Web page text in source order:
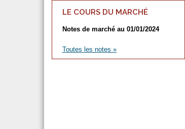
LE COURS DU MARCHÉ
Notes de marché au 01/01/2024
Toutes les notes »